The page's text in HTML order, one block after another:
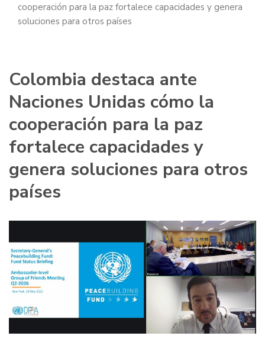
cooperación para la paz fortalece capacidades y genera
soluciones para otros países
Colombia destaca ante
Naciones Unidas cómo la
cooperación para la paz
fortalece capacidades y
genera soluciones para otros
países